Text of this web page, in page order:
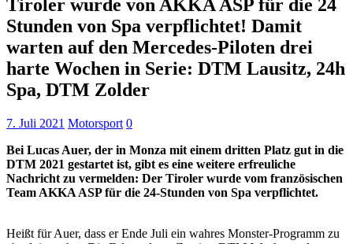
Tiroler wurde von AKKA ASP für die 24
Stunden von Spa verpflichtet! Damit
warten auf den Mercedes-Piloten drei
harte Wochen in Serie: DTM Lausitz, 24h
Spa, DTM Zolder
7. Juli 2021 Motorsport 0
Bei Lucas Auer, der in Monza mit einem dritten Platz gut in die
DTM 2021 gestartet ist, gibt es eine weitere erfreuliche
Nachricht zu vermelden: Der Tiroler wurde vom französischen
Team AKKA ASP für die 24-Stunden von Spa verpflichtet.
Heißt für Auer, dass er Ende Juli ein wahres Monster-Programm zu